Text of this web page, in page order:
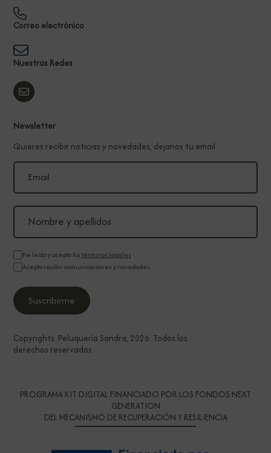
Correo electrónico
Nuestras Redes
Newsletter
Quieres recibir noticias y novedades, dejanos tu email.
He leído y acepto lostérminos legales
Acepto recibir comunicaciones y novedades
Copyrights. Peluquería Sandra, 2026. Todos los
derechos reservados.
PROGRAMA KIT DIGITAL FINANCIADO POR LOS FONDOS NEXT
GENERATION
DEL MECANISMO DE RECUPERACIÓN Y RESILIENCIA